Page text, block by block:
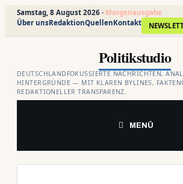
Samstag, 8 August 2026 · Morgenausgabe
Über unsRedaktionQuellenKontakt
springen
Politikstudio
DEUTSCHLANDFOKUSSIERTE NACHRICHTEN,
HINTERGRÜNDE — MIT KLAREN BYLINES,
REDAKTIONELLER TRANSPARENZ.
MENÜ